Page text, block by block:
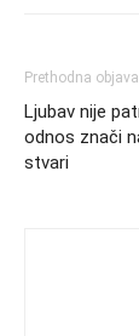
Prethodna objava
Ljubav nije
odnos znači
stvari